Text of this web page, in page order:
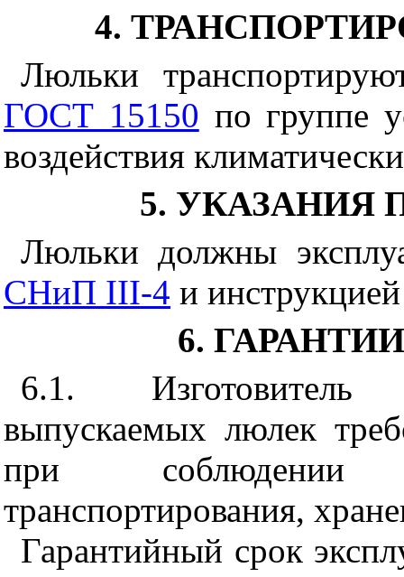
4.
Люльки
ГОСТ 15150 по группе
воздействия
5. УКАЗАНИЯ
Люльки должны
СНиП III-4 и
6.
6.1. Изготовитель
выпускаемых люлек
при соблюдении
транспортирования,
Гарантийный срок